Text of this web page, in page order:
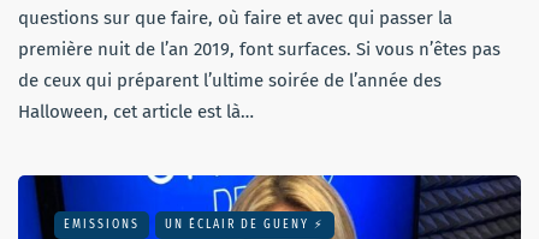
questions sur que faire, où faire et avec qui passer la
première nuit de l’an 2019, font surfaces. Si vous n’êtes pas
de ceux qui préparent l’ultime soirée de l’année des
Halloween, cet article est là…
EMISSIONS UN ÉCLAIR DE GUENY ⚡️